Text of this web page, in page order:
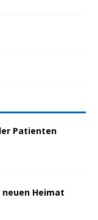
Patienten
Heimat